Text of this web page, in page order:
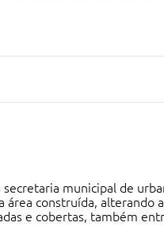
municipal de
construída, alterando
e cobertas, também